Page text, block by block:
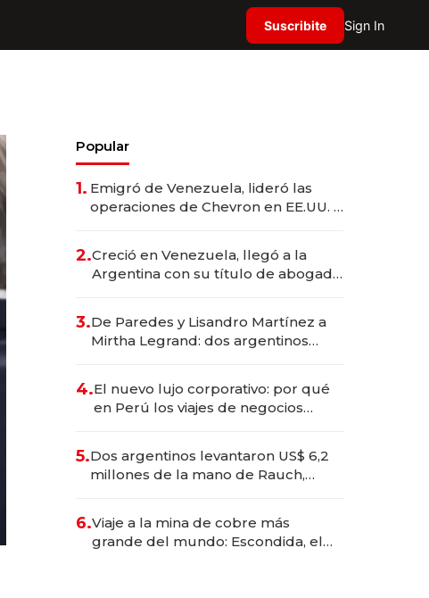
Suscribite Sign In
Popular
1. Emigró de Venezuela, lideró las
operaciones de Chevron en EE.UU. y
2.Creció en Venezuela, llegó a la
Argentina con su título de abogado
marcas "fast premium"
3.De Paredes y Lisandro Martínez a
Mirtha Legrand: dos argentinos
4.El nuevo lujo corporativo: por qué
en Perú los viajes de negocios
transformadoras
5.Dos argentinos levantaron US$ 6,2
millones de la mano de Rauch,
6.Viaje a la mina de cobre más
grande del mundo: Escondida, el